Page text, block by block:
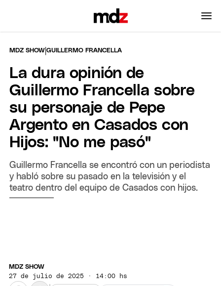
MDZ SHOW |GUILLERMO FRANCELLA
La dura opinión de
Guillermo Francella sobre
su personaje de Pepe
Argento en Casados con
Hijos: "No me pasó"
Guillermo Francella se encontró con un periodista
y habló sobre su pasado en la televisión y el
teatro dentro del equipo de Casados con hijos.
MDZ SHOW
27 de julio de 2025 · 14:00 hs